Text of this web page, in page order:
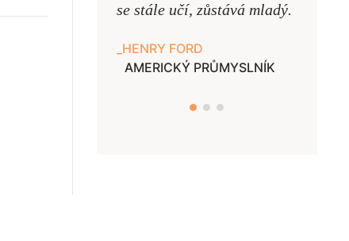
se stále učí, zůstává mladý.
HENRY FORD
AMERICKÝ PRŮMYSLNÍK